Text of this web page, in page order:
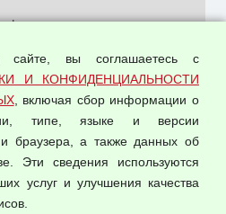
персональных данных
вы соглашаетесь с
И КОНФИДЕНЦИАЛЬНОСТИ
, включая сбор информации о
типе, языке и версии
браузера, а также данных об
Эти сведения используются
услуг и улучшения качества